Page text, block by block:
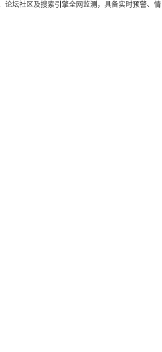
论坛社区及搜索引擎全网监测，具备实时预警、情